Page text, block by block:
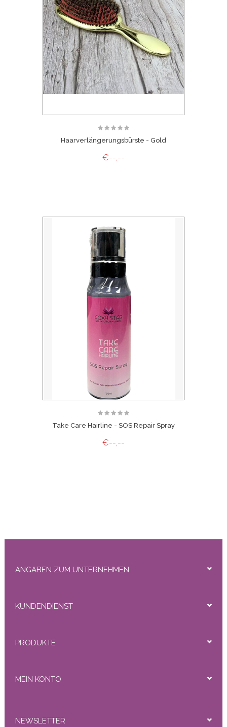
Haarverlängerungsbürste - Gold
€--,--
Take Care Hairline - SOS Repair Spray
€--,--
ANGABEN ZUM UNTERNEHMEN
KUNDENDIENST
PRODUKTE
MEIN KONTO
NEWSLETTER